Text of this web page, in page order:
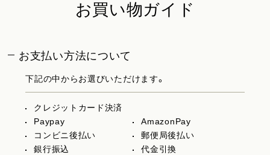
お買い物ガイド
お支払い方法について
下記の中からお選びいただけます。
クレジットカード決済
Paypay
AmazonPay
コンビニ後払い
郵便局後払い
銀行振込
代金引換